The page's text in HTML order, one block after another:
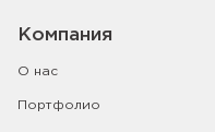
Компания
О нас
Портфолио